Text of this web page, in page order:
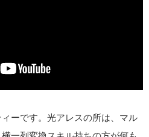
ーです。光アレスの所は、マル